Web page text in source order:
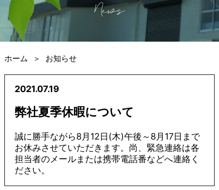
News
ホーム ＞ お知らせ
2021.07.19
弊社夏季休暇について
誠に勝手ながら8月12日(木)午後～8月17日まで
お休みさせていただきます。尚、緊急連絡は各
担当者のメールまたは携帯電話番などへ連絡く
ださい。